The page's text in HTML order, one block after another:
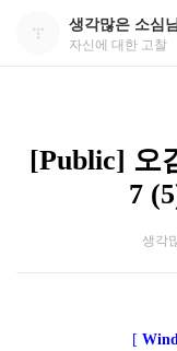
생각많은 소심
자신에 대한 고찰
[Public] 오
7
생각
[